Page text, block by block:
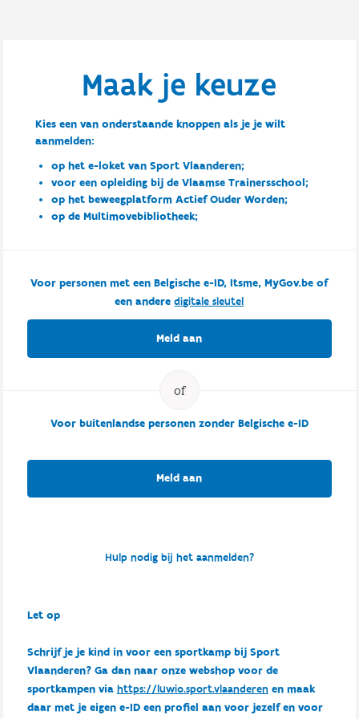
Maak je keuze
Kies een van onderstaande knoppen als je je wilt
aanmelden:
op het e-loket van Sport Vlaanderen;
voor een opleiding bij de Vlaamse Trainersschool;
op het beweegplatform Actief Ouder Worden;
op de Multimovebibliotheek;
Voor personen met een Belgische e-ID, Itsme, MyGov.be of
een anderedigitale sleutel
Meld aan
Voor buitenlandse personen zonder Belgische e-ID
Meld aan
Hulp nodig bij het aanmelden?
Let op
Schrijf je je kind in voor een sportkamp bij Sport
Vlaanderen? Ga dan naar onze webshop voor de
sportkampen via https://luwio.sport.vlaanderenen maak
daar met je eigen e-ID een profiel aan voor jezelf en voor